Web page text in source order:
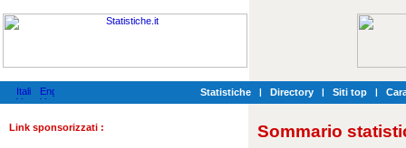
Statistiche | Directory | Siti top |
Link sponsorizzati :
Sommario